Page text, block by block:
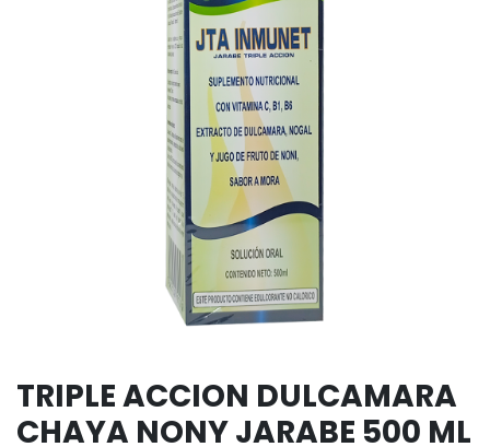
TRIPLE ACCION DULCAMARA
CHAYA NONY JARABE 500 ML